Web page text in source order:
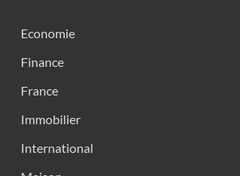
Economie
Finance
France
Immobilier
International